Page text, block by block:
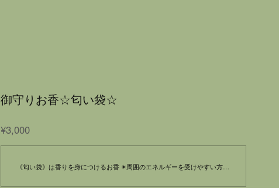
御守りお香☆匂い袋☆
¥3,000
《匂い袋》は香りを身につけるお香 ✴︎周囲のエネルギーを受けやすい方 ✴︎手軽に気分転換したい 様々な香料を、布袋に入れたものです。 身につけることにより…緩やかな香りをもたらしてくれる香料を、布袋に入れたものです。 カバンに入れて持ち運んだり、御守りの形にして お財布や名刺入れにいれたり…幅広い楽しみ方ができます。 誰でもお手軽に楽しむことができるのが、匂い袋です。